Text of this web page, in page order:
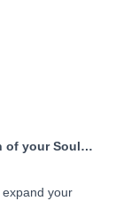
of your Soul…
your